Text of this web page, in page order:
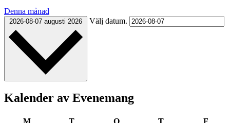
Denna månad
2026-08-07 augusti 2026 Välj datum.
Kalender av Evenemang
måndag tisdag onsdag torsdag fredag